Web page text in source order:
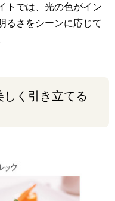
トでは、光の色がイン
るさをシーンに応じて
く引き立てる